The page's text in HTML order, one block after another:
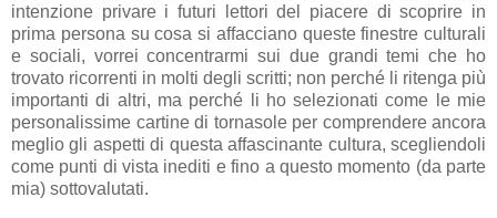
intenzione privare i futuri lettori del piacere di scoprire in
prima persona su cosa si affacciano queste finestre culturali
e sociali, vorrei concentrarmi sui due grandi temi che ho
trovato ricorrenti in molti degli scritti; non perché li ritenga più
importanti di altri, ma perché li ho selezionati come le mie
personalissime cartine di tornasole per comprendere ancora
meglio gli aspetti di questa affascinante cultura, scegliendoli
come punti di vista inediti e fino a questo momento (da parte
mia) sottovalutati.